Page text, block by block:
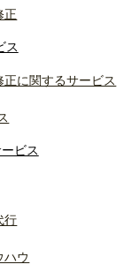
正
ス
に関するサービス
ビス
行
ハウ